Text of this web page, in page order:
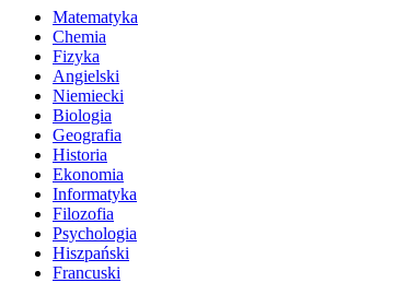
Matematyka
Chemia
Fizyka
Angielski
Niemiecki
Biologia
Geografia
Historia
Ekonomia
Informatyka
Filozofia
Psychologia
Hiszpański
Francuski